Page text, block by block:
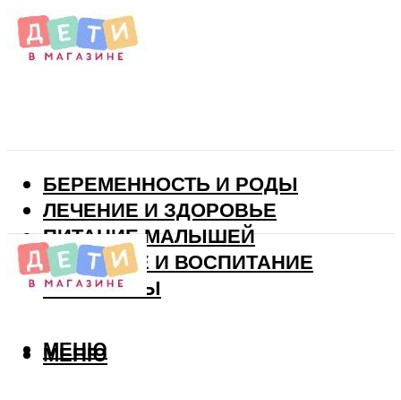
БЕРЕМЕННОСТЬ И РОДЫ
ЛЕЧЕНИЕ И ЗДОРОВЬЕ
ПИТАНИЕ МАЛЫШЕЙ
РАЗВИТИЕ И ВОСПИТАНИЕ
ВИТАМИНЫ
МЕНЮ
МЕНЮ